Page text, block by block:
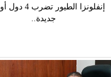
إنفلونزا الطيور
جديدة..